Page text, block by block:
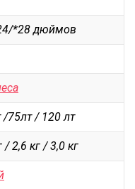
хозяйственные
*28 дюймов
/75лт / 120 лт
/ 2,6 кг / 3,0 кг